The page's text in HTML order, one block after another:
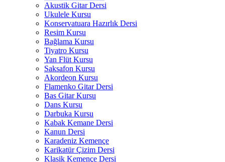
Akustik Gitar Dersi
Ukulele Kursu
Konservatuara Hazırlık Dersi
Resim Kursu
Bağlama Kursu
Tiyatro Kursu
Yan Flüt Kursu
Saksafon Kursu
Akordeon Kursu
Flamenko Gitar Dersi
Bas Gitar Kursu
Dans Kursu
Darbuka Kursu
Kabak Kemane Dersi
Kanun Dersi
Karadeniz Kemençe
Karikatür Çizim Dersi
Klasik Kemençe Dersi